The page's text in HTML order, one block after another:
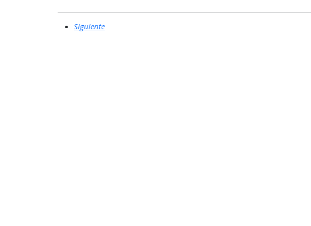
Siguiente